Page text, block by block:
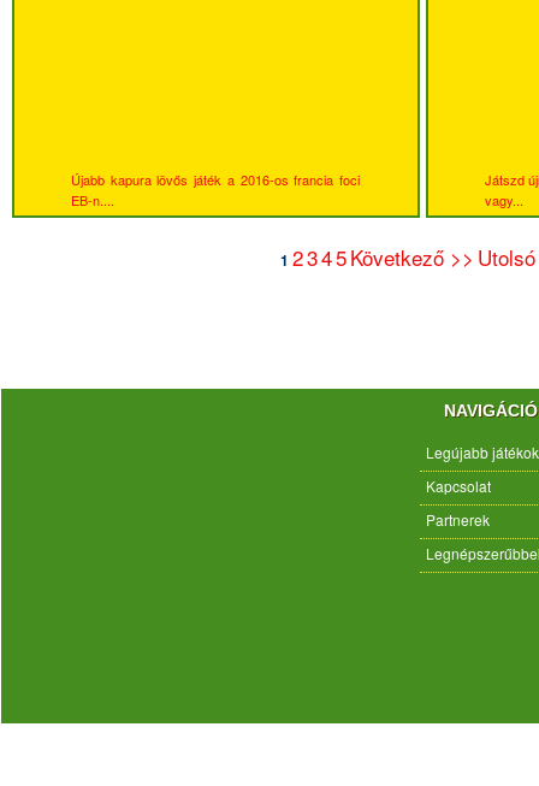
Újabb kapura lövős játék a 2016-os francia foci
EB-n....
Játszd
vagy...
1 2345Következő >>
Legújabb játékok
Kapcsolat
Partnerek